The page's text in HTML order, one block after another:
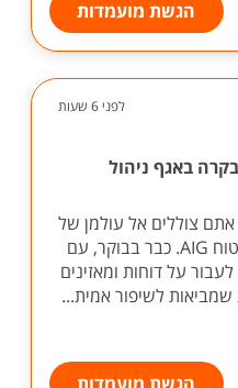
הגשת מועמדות
לפני 6 שעות
באגף ניהול
צוללים אל עולמן של
שיחות המכירה של חברת הביטוח AIG. כבר בבוקר, עם
על דוחות ומאזינים
לשיפור אמית...